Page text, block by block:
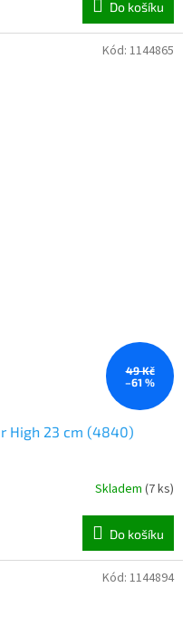
Do košíku
49 Kč
–61 %
High 23 cm (4840)
Skladem (7 ks)
Do košíku
Kód: 1144865
Kód: 1144894